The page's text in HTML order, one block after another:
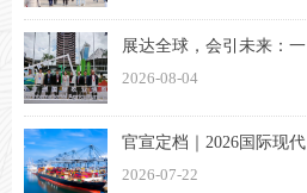
展达全球，会引未来：一
家湖南会展企业的出海方
2026-08-04
官宣定档｜2026国际现代
物流与交通（长沙）博览
2026-07-22